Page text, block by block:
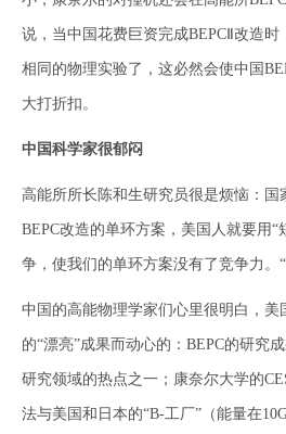
说，当中国花费巨资完成BEPCⅡ改造
相同的物理实验了，这必然会使中国
大打折扣。
中国科学家很郁闷
高能所所长陈和生研究员很是烦恼：国
BEPC改造的单环方案，美国人就要用“
争，使我们的单环方案没有了竞争力。
中国的高能物理学家们心里很明白，美
的“漂亮”成果而动心的：BEPC的研究
研究领域的热点之一；康奈尔大学的
法与美国和日本的“B-工厂”（能量在